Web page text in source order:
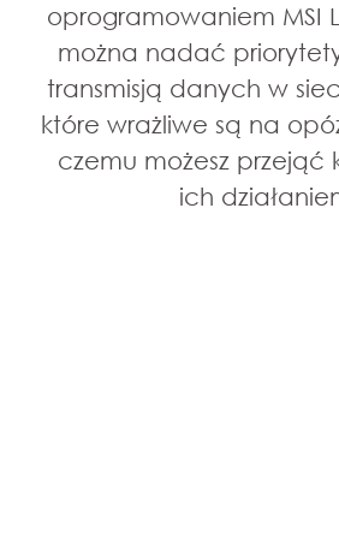
oprogramowaniem MSI
można nadać
transmisją danych w
które wrażliwe są na
czemu możesz przejąć
ich